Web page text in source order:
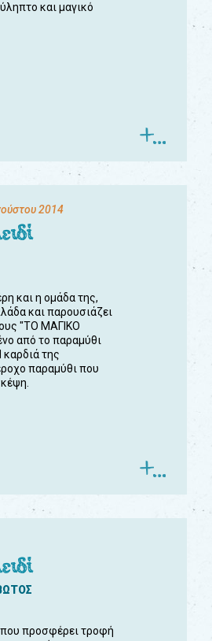
και μαγικό
2014
και η ομάδα της,
και παρουσιάζει
"ΤΟ ΜΑΓΙΚΟ
από το παραμύθι
της
παραμύθι που
προσφέρει τροφή